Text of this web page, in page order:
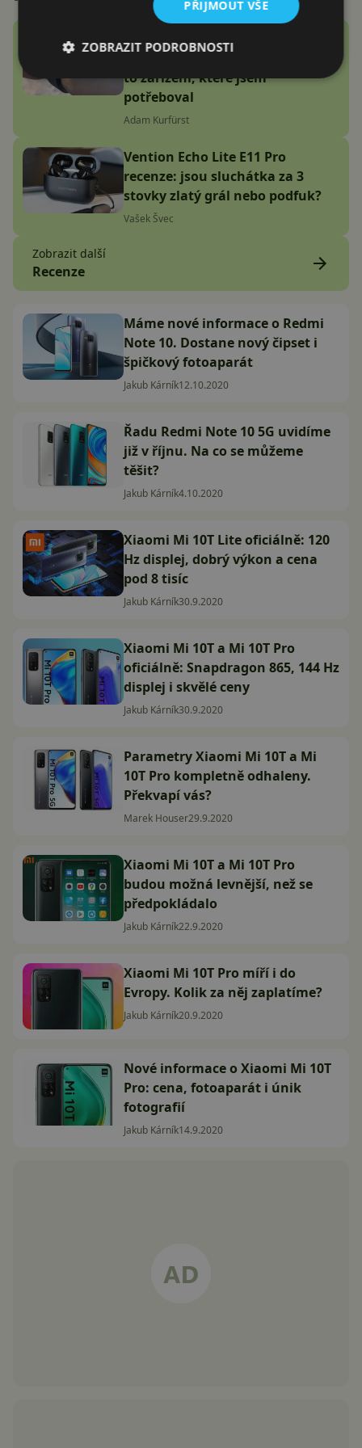
Google Fitbit Air recenze:
to zařízení, které jsem
potřeboval
Adam Kurfürst
Vention Echo Lite E11 Pro
recenze: jsou sluchátka za 3
stovky zlatý grál nebo podfuk?
Vašek Švec
Zobrazit další
Recenze
Máme nové informace o Redmi
Note 10. Dostane nový čipset i
špičkový fotoaparát
Jakub Kárník12.10.2020
Řadu Redmi Note 10 5G uvidíme
již v říjnu. Na co se můžeme
těšit?
Jakub Kárník4.10.2020
Xiaomi Mi 10T Lite oficiálně: 120
Hz displej, dobrý výkon a cena
pod 8 tisíc
Jakub Kárník30.9.2020
Xiaomi Mi 10T a Mi 10T Pro
oficiálně: Snapdragon 865, 144 Hz
displej i skvělé ceny
Jakub Kárník30.9.2020
Parametry Xiaomi Mi 10T a Mi
10T Pro kompletně odhaleny.
Překvapí vás?
Marek Houser29.9.2020
Xiaomi Mi 10T a Mi 10T Pro
budou možná levnější, než se
předpokládalo
Jakub Kárník22.9.2020
Xiaomi Mi 10T Pro míří i do
Evropy. Kolik za něj zaplatíme?
Jakub Kárník20.9.2020
Nové informace o Xiaomi Mi 10T
Pro: cena, fotoaparát i únik
fotografií
Jakub Kárník14.9.2020
PŘIJMOUT VŠE
ZOBRAZIT PODROBNOSTI